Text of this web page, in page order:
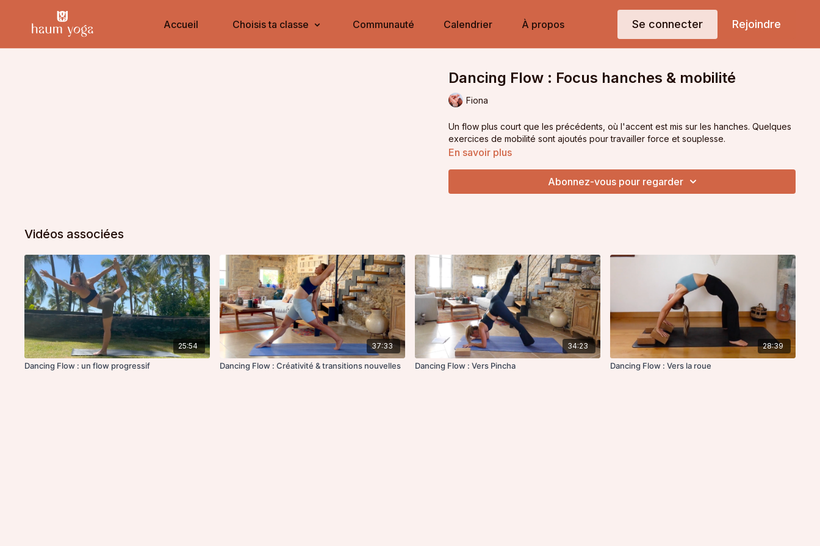
Accueil Choisis ta classe Communauté Calendrier À propos Se connecter Rejoindre
Dancing Flow : Focus hanches & mobilité
Fiona
Un flow plus court que les précédents, où l'accent est mis sur les hanches. Quelques
exercices de mobilité sont ajoutés pour travailler force et souplesse.
En savoir plus
Abonnez-vous pour regarder
Vidéos associées
25:54
Dancing Flow : un flow progressif
37:33
Dancing Flow : Créativité & transitions nouvelles
34:23
Dancing Flow : Vers Pincha
28:39
Dancing Flow : Vers la roue